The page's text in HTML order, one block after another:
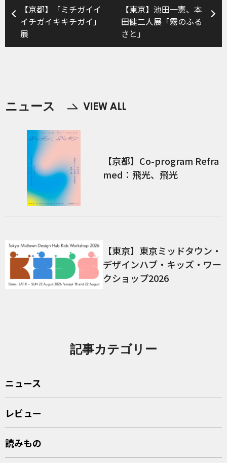
【京都】「ミチガイイ
イチガイキキチガイ」
展
【東京】池田一憲、本
田健二人展「霧のふる
さと」
ニュース
【京都】Co-program Refra
med：飛光、飛光
【東京】東京ミッドタウン・
デザインハブ・キッズ・ワー
クショップ2026
記事カテゴリー
ニュース
レビュー
読みもの